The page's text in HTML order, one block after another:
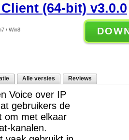
(64-bit) v3.0.0
/ Win8
Alle versies Reviews
Voice over IP
gebruikers de
om met elkaar
kanalen.